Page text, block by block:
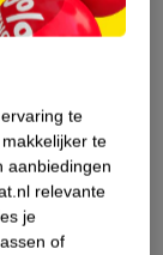
vol
je het
te
te
aanbiedingen
relevante
je
of